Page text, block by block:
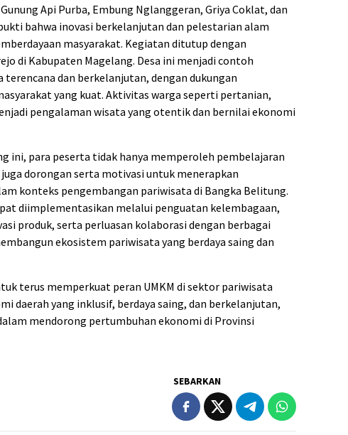
Api Purba, Embung Nglanggeran, Griya Coklat, dan
bahwa inovasi berkelanjutan dan pelestarian alam
masyarakat. Kegiatan ditutup dengan
di Kabupaten Magelang. Desa ini menjadi contoh
dan berkelanjutan, dengan dukungan
yang kuat. Aktivitas warga seperti pertanian,
pengalaman wisata yang otentik dan bernilai ekonomi
ini, para peserta tidak hanya memperoleh pembelajaran
dorongan serta motivasi untuk menerapkan
konteks pengembangan pariwisata di Bangka Belitung.
diimplementasikan melalui penguatan kelembagaan,
produk, serta perluasan kolaborasi dengan berbagai
ekosistem pariwisata yang berdaya saing dan
terus memperkuat peran UMKM di sektor pariwisata
daerah yang inklusif, berdaya saing, dan berkelanjutan,
mendorong pertumbuhan ekonomi di Provinsi
SEBARKAN